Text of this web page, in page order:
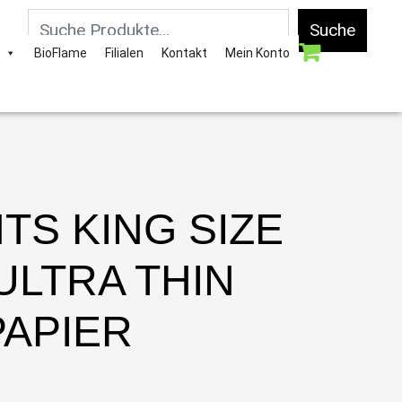
Suche
BioFlame Filialen Kontakt Mein Konto
KING SIZE
THIN